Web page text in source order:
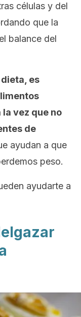
células y del
que la
balance del
es
vez que no
de
ayudan a que
peso.
ayudarte a